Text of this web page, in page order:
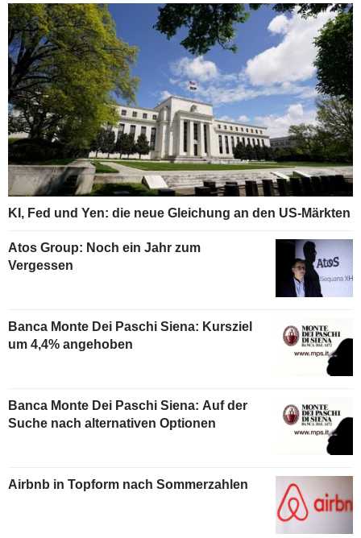
KI, Fed und Yen: die neue Gleichung an den US-Märkten
Atos Group: Noch ein Jahr zum
Vergessen
Banca Monte Dei Paschi Siena: Kursziel
um 4,4% angehoben
Banca Monte Dei Paschi Siena: Auf der
Suche nach alternativen Optionen
Airbnb in Topform nach Sommerzahlen